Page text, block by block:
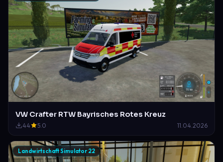
VW Crafter RTW Bayrisches Rotes Kreuz
44 5.0 11.04.2026
Landwirtschaft Simulator 22